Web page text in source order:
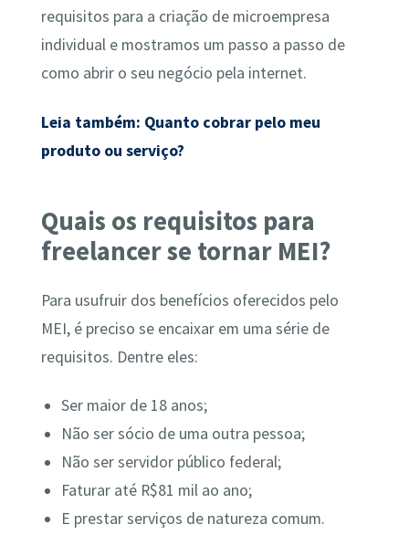
requisitos para a criação de microempresa
individual e mostramos um passo a passo de
como abrir o seu negócio pela internet.
Leia também: Quanto cobrar pelo meu
produto ou serviço?
Quais os requisitos para
freelancer se tornar MEI?
Para usufruir dos benefícios oferecidos pelo
MEI, é preciso se encaixar em uma série de
requisitos. Dentre eles:
Ser maior de 18 anos;
Não ser sócio de uma outra pessoa;
Não ser servidor público federal;
Faturar até R$81 mil ao ano;
E prestar serviços de natureza comum.